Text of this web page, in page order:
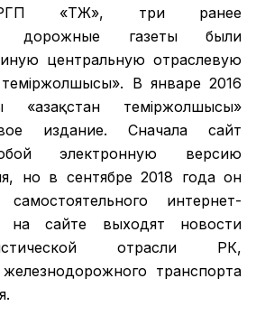
РГП «ҚТЖ», три ранее
дорожные газеты были
центральную отраслевую
темiржолшысы». В январе 2016
теміржолшысы»
издание. Сначала сайт
электронную версию
но в сентябре 2018 года он
интернет-
на сайте выходят новости
отрасли РК,
транспорта